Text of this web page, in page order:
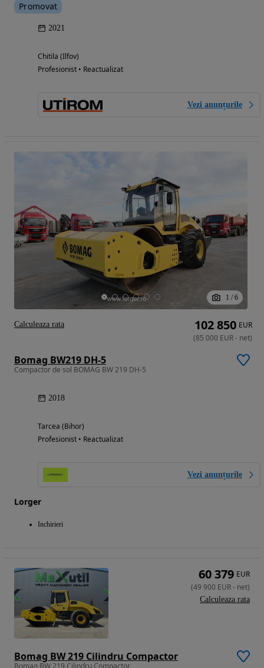
Promovat
2021
Chitila (Ilfov)
Profesionist • Reactualizat
Vezi anunțurile
1 / 6
Bomag BW219 DH-5
Compactor de sol BOMAG BW 219 DH-5
2018
Tarcea (Bihor)
Profesionist • Reactualizat
Vezi anunțurile
Lorger
Inchirieri
102 850 EUR
(85 000 EUR- net)
Calculeaza rata
Bomag BW 219 Cilindru Compactor
Bomag BW 219 Cilindru Compactor
60 379 EUR
(49 900 EUR- net)
Calculeaza rata